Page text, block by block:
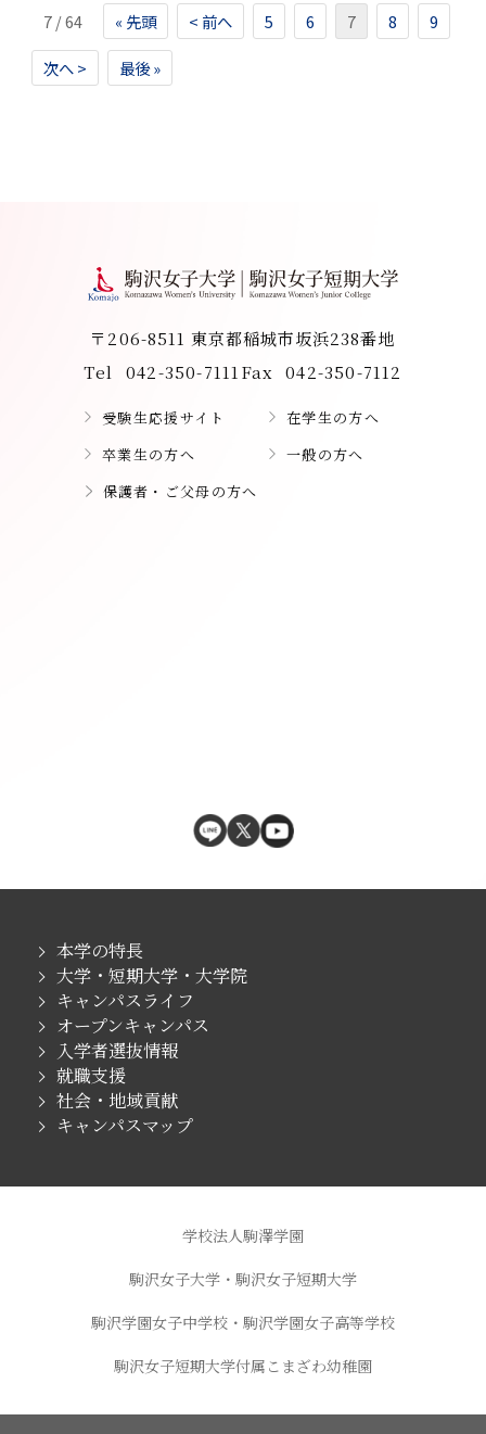
7 / 64 « 先頭 < 前へ 5 6 7 8 9
次へ > 最後 »
〒206-8511 東京都稲城市坂浜238番地
Tel
042-350-7111 Fax 042-350-7112
受験生応援サイト
在学生の方へ
卒業生の方へ
一般の方へ
保護者・ご父母の方へ
本学の特長
大学・短期大学・大学院
キャンパスライフ
オープンキャンパス
入学者選抜情報
就職支援
社会・地域貢献
キャンパスマップ
学校法人駒澤学園
駒沢女子大学・駒沢女子短期大学
駒沢学園女子中学校・駒沢学園女子高等学校
駒沢女子短期大学付属こまざわ幼稚園